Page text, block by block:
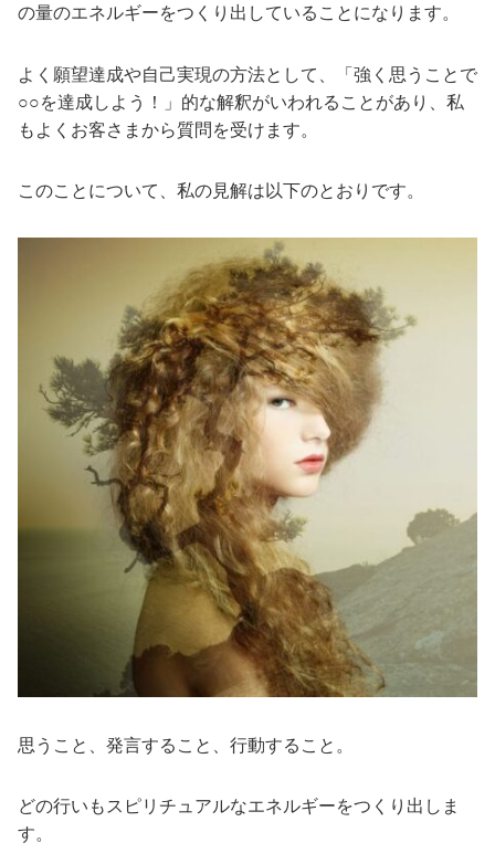
の量のエネルギーをつくり出していることになります。
よく願望達成や自己実現の方法として、「強く思うことで
○○を達成しよう！」的な解釈がいわれることがあり、私
もよくお客さまから質問を受けます。
このことについて、私の見解は以下のとおりです。
思うこと、発言すること、行動すること。
どの行いもスピリチュアルなエネルギーをつくり出しま
す。